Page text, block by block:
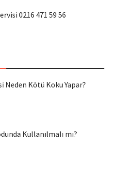
0216 471 59 56
Neden Kötü Koku Yapar?
Kullanılmalı mı?